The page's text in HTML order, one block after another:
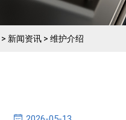
> 新闻资讯 > 维护介绍